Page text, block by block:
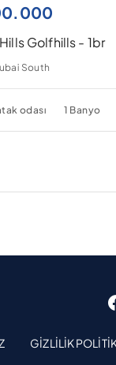
Golfhills - 1br
South
odası 1 Banyo
GIZLILIK